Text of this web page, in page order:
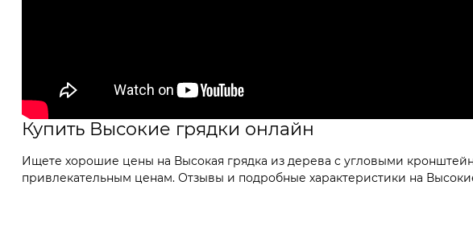
Купить Высокие грядки онлайн
Ищете хорошие цены на Высокая грядка из дерева с угловыми
привлекательным ценам. Отзывы и подробные характеристики на